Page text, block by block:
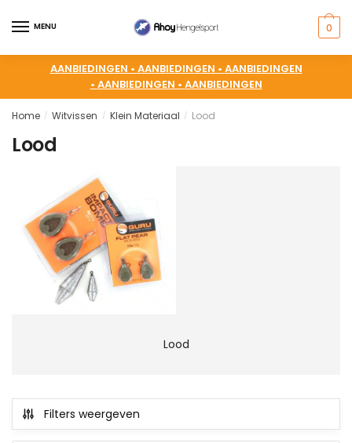
MENU 0
AANBIEDINGEN • AANBIEDINGEN • AANBIEDINGEN
• AANBIEDINGEN • AANBIEDINGEN
Home / Witvissen / Klein Materiaal / Lood
Lood
Lood
Filters weergeven